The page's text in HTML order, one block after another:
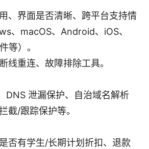
、界面是否清晰、跨平台支持情
、macOS、Android、iOS、
等）。
线重连、故障排除工具。
DNS 泄漏保护、自治域名解析
截/跟踪保护等。
否有学生/长期计划折扣、退款